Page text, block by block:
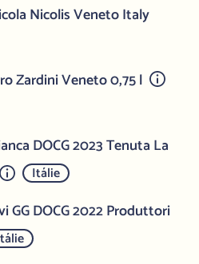
Nicolis Veneto Italy
Zardini Veneto 0,75 l
DOCG 2023 Tenuta La
Itálie
GG DOCG 2022 Produttori